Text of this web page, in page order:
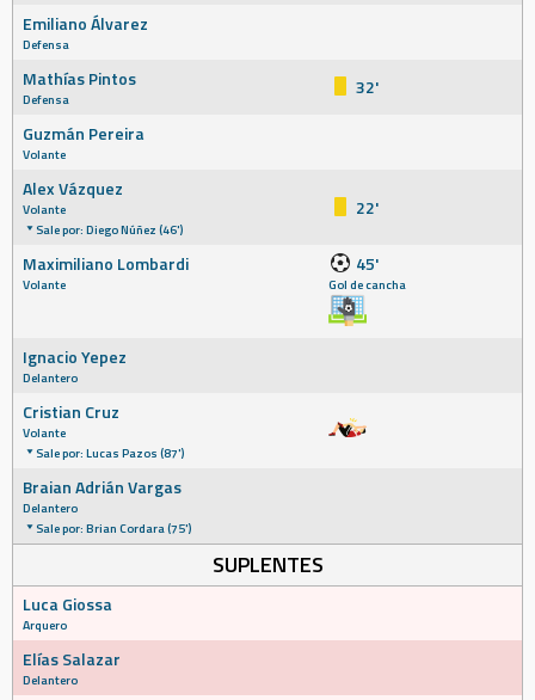
Emiliano Álvarez
Defensa
Mathías Pintos
Defensa
32'
Guzmán Pereira
Volante
Alex Vázquez
Volante
Sale por: Diego Núñez (46')
22'
Maximiliano Lombardi
Volante
45'
Gol de cancha
Ignacio Yepez
Delantero
Cristian Cruz
Volante
Sale por: Lucas Pazos (87')
Braian Adrián Vargas
Delantero
Sale por: Brian Cordara (75')
SUPLENTES
Luca Giossa
Arquero
Elías Salazar
Delantero